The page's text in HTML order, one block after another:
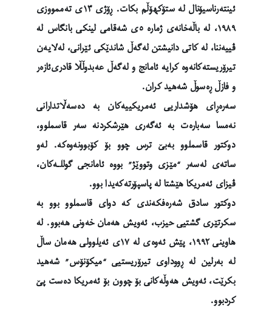
ئینتەرناسیۆنال لە ستۆکهۆڵم بکات. ڕۆژی ١٣ی تەممووزی
١٩٨٩، لە باڵەخانەی ژمارە ٥ی شەقامی لینکی بانگاس لە
ڤییەننا، لە کاتی دانیشتن لەگەڵ شاندێکی ئێرانی، لەلایەن
تیرۆریستەکانەوە کرایە ئامانج و لەگەڵ عەبدوڵڵا قادری‌ئازەر
و فازڵ ڕەسوڵ شەهید کران.
سەرەڕای هۆشداریی ئەمریکییەکان بە دەسەڵاتدارانی
نەمسا سەبارەت بە ئەگەری هێرشکردنە سەر قاسملوو،
دوکتور قاسملوو بەبێ ترس چوو بۆ کۆبوونەوەکە. لەو
ساتەی لەسەر “مێزی وتووێژ” بووە ئامانجی گوللـەکان،
ڤیزای ئەمریکا هێشتا لە پاسپۆرتەکەیدا بوو.
دوکتور سادق شەرەفکەندی کە دوای قاسملوو بوو بە
سکرتێری گشتیی حیزب، ئەویش هەمان خەونی هەبوو. لە
هاوینی ١٩٩٢، پێش ئەوەی لە ١٧ی ئەیلوولی هەمان ساڵ
لە بەرلین لە ڕووداوی تیرۆریستیی “میکۆنۆس” شەهید
بکرێت، ئەویش هەوڵەکانی بۆ چوون بۆ ئەمریکا دەست پێ
کردبوو.